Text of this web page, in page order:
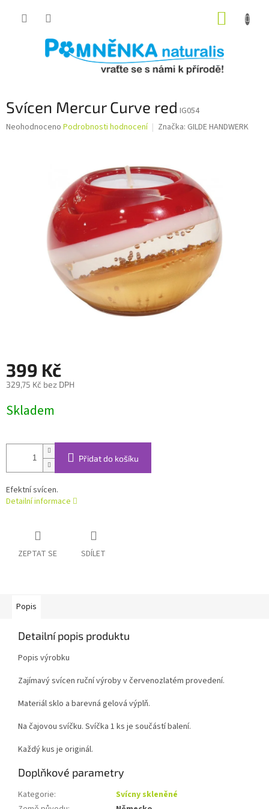
Svícen Mercur Curve red IG054
Průměrné
Neohodnoceno Podrobnosti hodnocení Značka: GILDE HANDWERK
399 Kč
329,75 Kč bez DPH
cena:
Skladem
Přidat do košíku
Efektní svícen.
Detailní informace
ZEPTAT SE SDÍLET
Popis
Detailní popis produktu
Popis výrobku
Zajímavý svícen ruční výroby v červenozlatém provedení.
Materiál sklo a barevná gelová výplň.
Na čajovou svíčku. Svíčka 1 ks je součástí balení.
Každý kus je originál.
Doplňkové parametry
Kategorie:
Svícny skleněné